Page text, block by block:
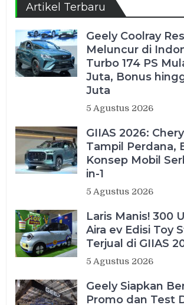
Artikel Terbaru
Geely Coolray
Meluncur di
Turbo 174 PS
Juta, Bonus
Juta
5 Agustus 2026
GIIAS 2026:
Tampil Perdana,
Konsep Mobil
in-1
5 Agustus 2026
Laris Manis! 300
Aira ev Edisi Toy
Terjual di GIIAS
5 Agustus 2026
Geely Siapkan
Promo dan Test